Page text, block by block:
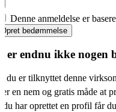
Denne anmeldelse er
Opret bedømmelse
er endnu ikke nogen
du er tilknyttet denne
er en nem og gratis måde at
du har oprettet en profil får